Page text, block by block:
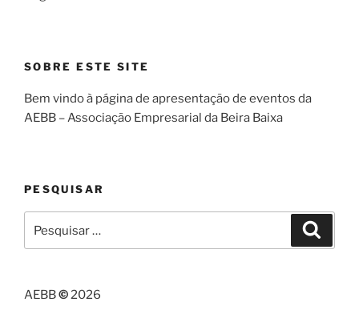
SOBRE ESTE SITE
Bem vindo à página de apresentação de eventos da
AEBB – Associação Empresarial da Beira Baixa
PESQUISAR
por:
AEBB©2026